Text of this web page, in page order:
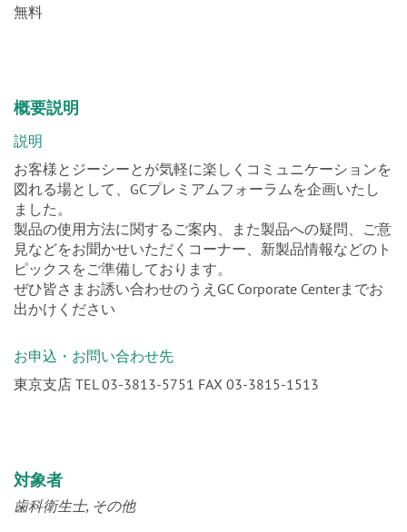
無料
概要説明
説明
お客様とジーシーとが気軽に楽しくコミュニケーションを
図れる場として、GCプレミアムフォーラムを企画いたし
ました。
製品の使用方法に関するご案内、また製品への疑問、ご意
見などをお聞かせいただくコーナー、新製品情報などのト
ピックスをご準備しております。
ぜひ皆さまお誘い合わせのうえGC Corporate Centerまでお
出かけください
お申込・お問い合わせ先
東京支店 TEL 03-3813-5751 FAX 03-3815-1513
対象者
歯科衛生士 その他